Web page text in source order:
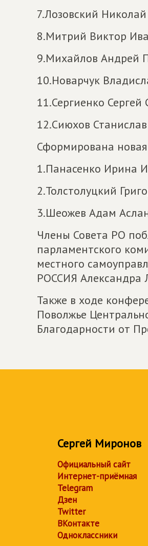
7.Лозовский
8.Митрий Виктор
9.Михайлов Андрей
10.Новарчук
11.Сергиенко Сергей
12.Сиюхов
Сформирована
1.Панасенко Ирина
2.Толстолуцкий
3.Шеожев Адам
Члены Совета РО
парламентского
местного
РОССИЯ Александра
Также в ходе
Поволжье
Благодарности от
Сергей Миронов
Официальный сайт
Интернет-приёмная
Telegram
Дзен
Twitter
ВКонтакте
Одноклассники